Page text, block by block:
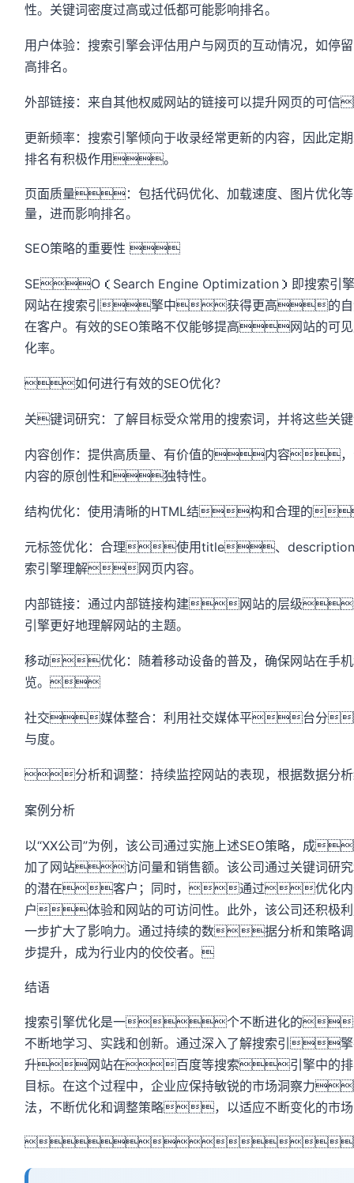
性。关键词密度过高或过低都可能影响排名。
用户体验：搜索引擎会评估用户与网页的互动情况，如停
高排名。
外部链接：来自其他权威网站的链接可以提升网页的可
更新频率：搜索引擎倾向于收录经常更新的内容，因此
排名有积极作用。
页面质量：包括代码优化、加载速度、图片优化
量，进而影响排名。
SEO策略的重要性 
SEO（Search Engine Optimization）即搜索引擎
网站在搜索引擎中获得更高的自
在客户。有效的SEO策略不仅能够提高网站的可
化率。
如何进行有效的SEO优化？
关键词研究：了解目标受众常用的搜索词，并将这些
内容创作：提供高质量、有价值的内容
内容的原创性和独特性。
结构优化：使用清晰的HTML结构和合理的
元标签优化：合理使用title、
索引擎理解网页内容。
内部链接：通过内部链接构建网站的层级
引擎更好地理解网站的主题。
移动优化：随着移动设备的普及，确保网站在手机
览。
社交媒体整合：利用社交媒体平台分
与度。
分析和调整：持续监控网站的表现，根据数据分析
案例分析
以“XX公司”为例，该公司通过实施上述SEO策略，成
加了网站访问量和销售额。该公司通过关键词研究
的潜在客户；同时，通过优化内
户体验和网站的可访问性。此外，该公司还积极
一步扩大了影响力。通过持续的数据分析和策略
步提升，成为行业内的佼佼者。
结语
搜索引擎优化是一个不断进化的
不断地学习、实践和创新。通过深入了解搜索引擎
升网站在百度等搜索引擎中的排
目标。在这个过程中，企业应保持敏锐的市场洞察力
法，不断优化和调整策略，以适应不断变化的